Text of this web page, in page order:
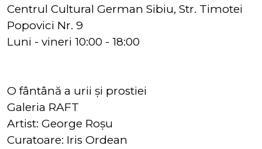
Centrul Cultural German Sibiu, Str. Timotei
Popovici Nr. 9
Luni - vineri 10:00 - 18:00
O fântână a urii și prostiei
Galeria RAFT
Artist: George Roșu
Curatoare: Iris Ordean